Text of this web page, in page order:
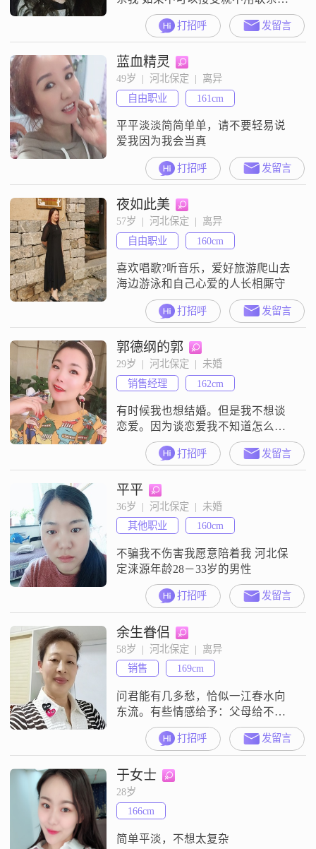
打招呼 发留言
蓝血精灵
49岁  |  河北保定  |  离异
自由职业
161cm
平平淡淡简简单单，请不要轻易说
爱我因为我会当真
打招呼 发留言
夜如此美
57岁  |  河北保定  |  离异
自由职业
160cm
喜欢唱歌?听音乐，爱好旅游爬山去
海边游泳和自己心爱的人长相厮守
打招呼 发留言
郭德纲的郭
29岁  |  河北保定  |  未婚
销售经理
162cm
有时候我也想结婚。但是我不想谈
恋爱。因为谈恋爱我不知道怎么去
爱他，而结婚后我知道我会忠诚于
打招呼 发留言
平平
36岁  |  河北保定  |  未婚
其他职业
160cm
不骗我不伤害我愿意陪着我 河北保
定涞源年龄28－33岁的男性
打招呼 发留言
余生眷侣
58岁  |  河北保定  |  离异
销售
169cm
问君能有几多愁，恰似一江春水向
东流。有些情感给予：父母给不
了、儿女给不来了、朋友给不了。
唯独知心人可以给填补空缺。等缘
的我，有缘的你，希望我们在2019
相遇相知，余生有伴、有欢笑、有
温暖、阳光下月光下有你我。
打招呼 发留言
于女士
28岁
166cm
简单平淡，不想太复杂